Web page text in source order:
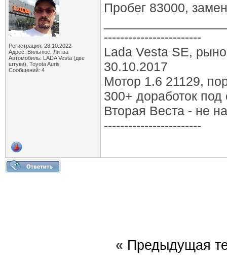
Регистрация: 28.10.2022
Адрес: Вильнюс, Литва
Автомобиль: LADA Vesta (две
штуки), Toyota Auris
Сообщений: 4
Пробег 83000,
------------------------
Lada Vesta SE,
30.10.2017
Мотор 1.6 21129,
300+ доработок под
Вторая Веста - не
------------------------
« Предыдущая